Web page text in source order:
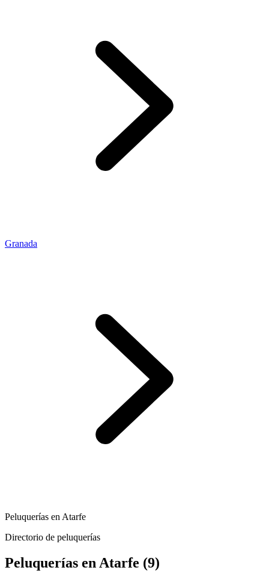
Granada
Peluquerías en Atarfe
Directorio de peluquerías
Peluquerías en Atarfe (9)